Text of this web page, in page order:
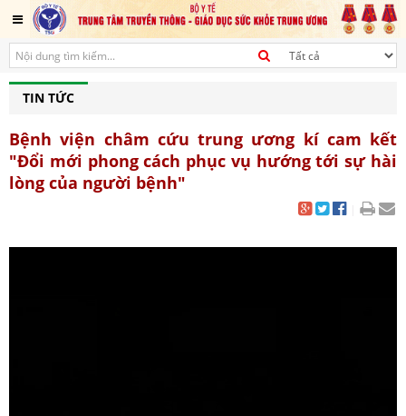
TIN TỨC
Bệnh viện châm cứu trung ương kí cam kết
"Đổi mới phong cách phục vụ hướng tới sự hài
lòng của người bệnh"